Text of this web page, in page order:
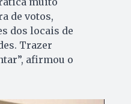
de votos,
dos locais de
Trazer
afirmou o